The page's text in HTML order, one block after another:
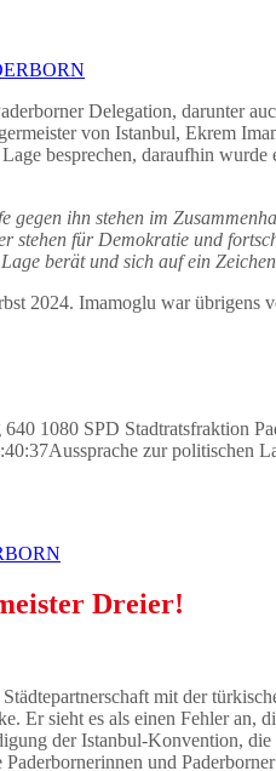
Delegation, darunter
von Istanbul, Ekrem
besprechen, daraufhin wurde
gegen ihn stehen im
stehen für Demokratie und
berät und sich auf ein
2024. Imamoglu war übrigens
640 1080 SPD Stadtratsfraktion
Aussprache zur politischen
Dreier!
mit der
Er sieht es als einen Fehler
der Istanbul-Konvention,
und